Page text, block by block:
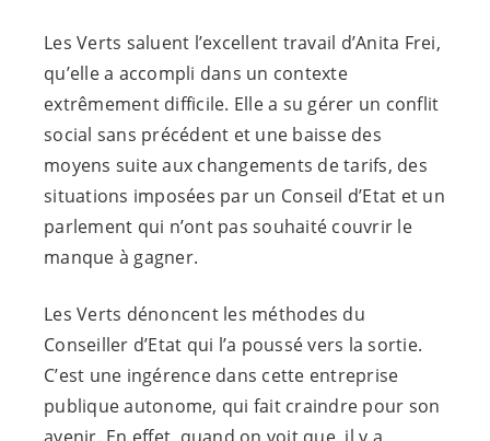
Les Verts saluent l’excellent travail d’Anita Frei,
qu’elle a accompli dans un contexte
extrêmement difficile. Elle a su gérer un conflit
social sans précédent et une baisse des
moyens suite aux changements de tarifs, des
situations imposées par un Conseil d’Etat et un
parlement qui n’ont pas souhaité couvrir le
manque à gagner.
Les Verts dénoncent les méthodes du
Conseiller d’Etat qui l’a poussé vers la sortie.
C’est une ingérence dans cette entreprise
publique autonome, qui fait craindre pour son